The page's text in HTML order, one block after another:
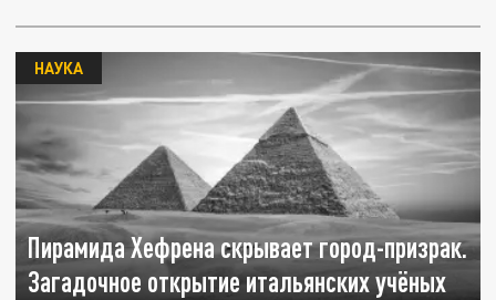
Пирамида Хефрена скрывает город-призрак.
Загадочное открытие итальянских учёных
НАУКА